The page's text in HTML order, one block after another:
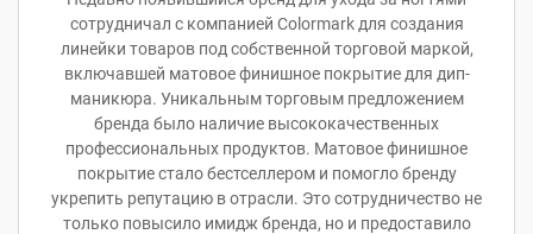
сотрудничал с компанией Colormark для создания
линейки товаров под собственной торговой маркой,
включавшей матовое финишное покрытие для дип-
маникюра. Уникальным торговым предложением
бренда было наличие высококачественных
профессиональных продуктов. Матовое финишное
покрытие стало бестселлером и помогло бренду
укрепить репутацию в отрасли. Это сотрудничество не
только повысило имидж бренда, но и предоставило